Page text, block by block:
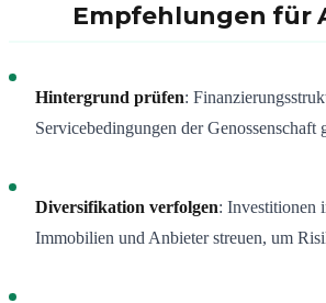
Empfehlungen für
Hintergrund prüfen:
Servicebedingungen der Genossenschaft
Diversifikation verfolgen: Investitionen
Immobilien und Anbieter streuen, um